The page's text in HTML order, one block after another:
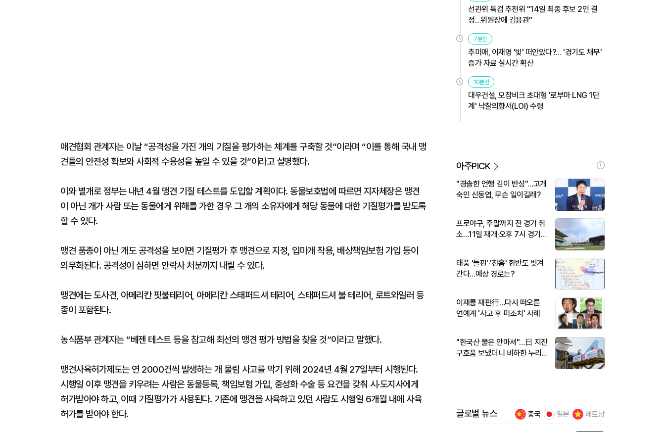
애견협회 관계자는 이날 “공격성을 가진 개의 기질을 평가하는 체계를 구축할 것”이라며 “이를 통해 국내 맹
견들의 안전성 확보와 사회적 수용성을 높일 수 있을 것”이라고 설명했다.
이와 별개로 정부는 내년 4월 맹견 기질 테스트를 도입할 계획이다. 동물보호법에 따르면 지자체장은 맹견
이 아닌 개가 사람 또는 동물에게 위해를 가한 경우 그 개의 소유자에게 해당 동물에 대한 기질평가를 받도록
할 수 있다.
맹견 품종이 아닌 개도 공격성을 보이면 기질평가 후 맹견으로 지정, 입마개 착용, 배상책임보험 가입 등이
의무화된다. 공격성이 심하면 안락사 처분까지 내릴 수 있다.
맹견에는 도사견, 아메리칸 핏불테리어, 아메리칸 스태퍼드셔 테리어, 스태퍼드셔 불 테리어, 로트와일러 등
종이 포함된다.
농식품부 관계자는 “베젠 테스트 등을 참고해 최선의 맹견 평가 방법을 찾을 것”이라고 말했다.
맹견사육허가제도는 연 2000건씩 발생하는 개 물림 사고를 막기 위해 2024년 4월 27일부터 시행된다.
시행일 이후 맹견을 키우려는 사람은 동물등록, 책임보험 가입, 중성화 수술 등 요건을 갖춰 시·도지사에게
허가받아야 하고, 이때 기질평가가 사용된다. 기존에 맹견을 사육하고 있던 사람도 시행일 6개월 내에 사육
허가를 받아야 한다.
선관위 특검 추천위 "14일 최종 후보 2인 결
정…위원장에 김용관"
7분전
추미애, 이재명 '빚' 떠안았다?… '경기도 채무'
증가 자료 실시간 확산
10분전
대우건설, 모잠비크 초대형 '로부마 LNG 1단
계' 낙찰의향서(LOI) 수령
아주PICK
"경솔한 언행 깊이 반성"…고개
숙인 신동엽, 무슨 일이길래?
프로야구, 주말까지 전 경기 취
소…11일 재개·오후 7시 경기
태풍 '돌핀'·'찬홈' 한반도 빗겨
간다…예상 경로는?
이재룡 재판行…다시 떠오른
연예계 '사고 후 미조치' 사례
"한국산 물은 안마셔"…日 지진
구호품 보냈더니 비하한 누리
글로벌 뉴스 중국 일본 베트남